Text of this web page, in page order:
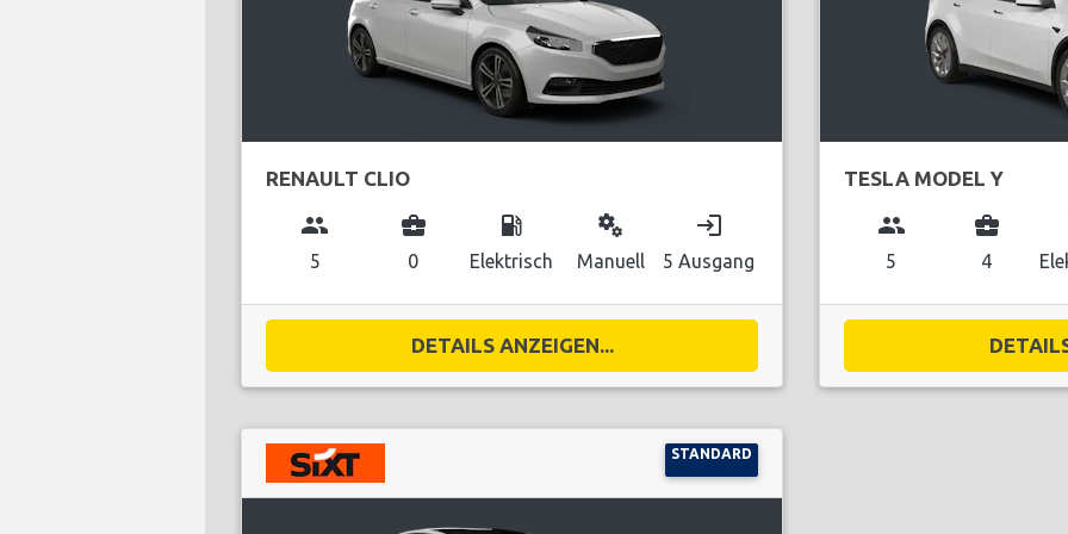
RENAULT CLIO
group
5
business_center
0
local_gas_station
Elektrisch
miscellaneous_services
Manuell
login
5 Ausgang
DETAILS ANZEIGEN...
TESLA MODEL Y
group
5
business_center
4
STANDARD